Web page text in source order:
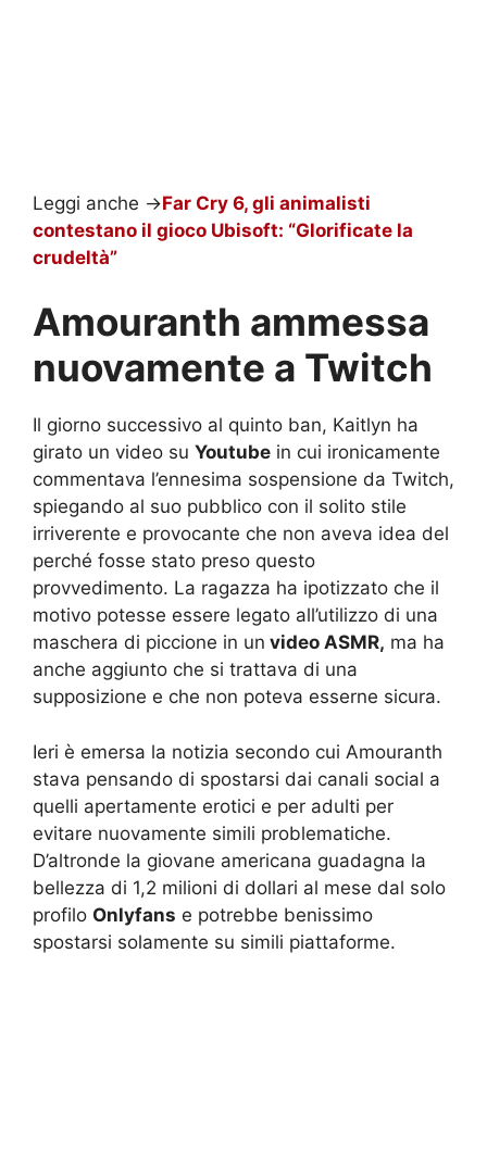
Leggi anche ->Far Cry 6, gli animalisti
contestano il gioco Ubisoft: “Glorificate la
crudeltà”
Amouranth ammessa
nuovamente a Twitch
Il giorno successivo al quinto ban, Kaitlyn ha
girato un video su Youtube in cui ironicamente
commentava l’ennesima sospensione da Twitch,
spiegando al suo pubblico con il solito stile
irriverente e provocante che non aveva idea del
perché fosse stato preso questo
provvedimento. La ragazza ha ipotizzato che il
motivo potesse essere legato all’utilizzo di una
maschera di piccione in un video ASMR, ma ha
anche aggiunto che si trattava di una
supposizione e che non poteva esserne sicura.
Ieri è emersa la notizia secondo cui Amouranth
stava pensando di spostarsi dai canali social a
quelli apertamente erotici e per adulti per
evitare nuovamente simili problematiche.
D’altronde la giovane americana guadagna la
bellezza di 1,2 milioni di dollari al mese dal solo
profilo Onlyfans e potrebbe benissimo
spostarsi solamente su simili piattaforme.